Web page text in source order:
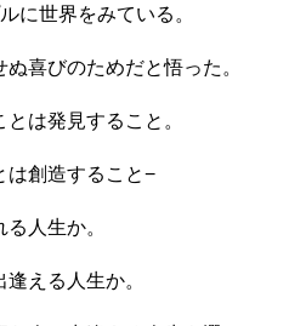
に世界をみている。
ぬ喜びのためだと悟った。
は発見すること。
は創造すること−
人生か。
える人生か。